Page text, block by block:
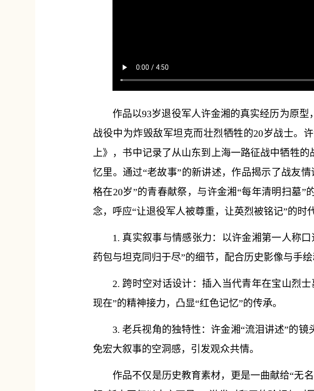
作品以93岁退役军人许金湘的真实经历为原
战役中为炸毁敌军坦克而壮烈牺牲的20岁战士。
上》，书中记录了从山东到上海一路征战中牺牲
忆里。通过“老故事”的新讲述，作品揭示了战友
格在20岁”的青春献祭，与许金湘“每年清明扫墓
念，呼应“让退役军人被尊重，让英烈被铭记”的时
1. 真实叙事与情感张力：以许金湘第一人称
药包与坦克同归于尽”的细节，配合历史影像与手绘
2. 跨时空对话设计：插入当代青年在宝山烈
现在”的精神接力，凸显“红色记忆”的传承。
3. 老兵视角的独特性：许金湘“流泪讲述”的
免宏大叙事的空洞感，引发观众共情。
作品不仅是历史教育素材，更是一曲献给“无